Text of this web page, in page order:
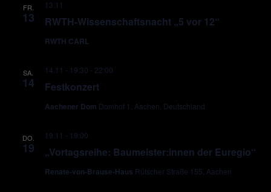
FR.
13 RWTH-Wissenschaftsnacht „5 vor 12“
13.11
RWTH CARL
SA.
14 Festkonzert
14.11 - 19:30 - 22:00
Aachener Dom Domhof 1, Aachen, Deutschland
DO.
19 „Vortagsreihe: Baumeister:innen der Euregio“
19.11 - 19:00
Renate-von-Brause-Haus Rütscher Straße 155, Aachen